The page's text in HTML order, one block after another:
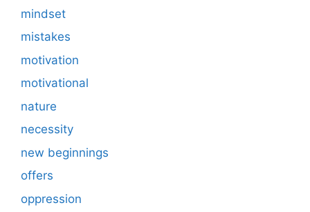
mindset
mistakes
motivation
motivational
nature
necessity
new beginnings
offers
oppression